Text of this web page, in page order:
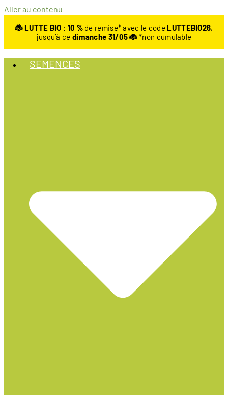
Aller au contenu
🐞 LUTTE BIO : 10 %de remise* avec le code LUTTEBIO26,
jusqu’à ce dimanche 31/05 🐞*non cumulable
SEMENCES